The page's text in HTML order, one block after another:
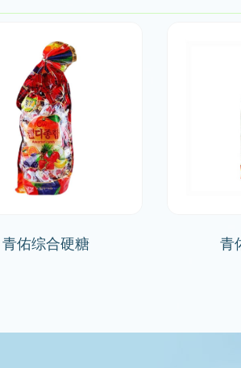
青佑综合硬糖 青